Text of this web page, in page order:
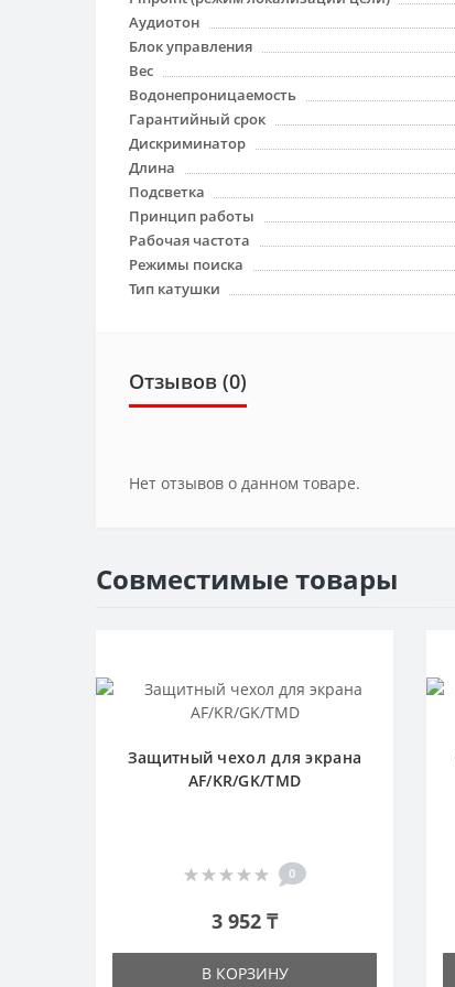
Аудиотон
Блок управления
Вес
Водонепроницаемость
Гарантийный срок
Дискриминатор
Длина
Подсветка
Принцип работы
Рабочая частота
Режимы поиска
Тип катушки
Отзывов (0)
Нет отзывов о данном товаре.
Совместимые товары
Защитный чехол для экрана
AF/KR/GK/TMD
0
3 952 ₸
В КОРЗИНУ